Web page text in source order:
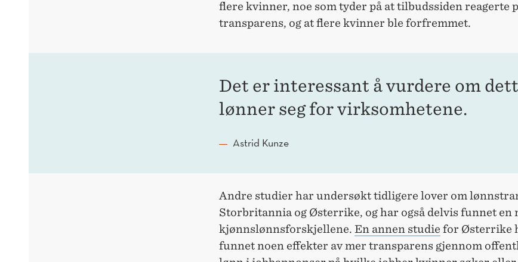
flere kvinner, noe som tyder på at tilbudssiden reagerte
transparens, og at flere kvinner ble forfremmet.
Det er interessant å vurdere om
lønner seg for virksomhetene.
Astrid Kunze
Andre studier har undersøkt tidligere lover om
Storbritannia og Østerrike, og har også delvis funnet en
kjønnslønnsforskjellene. En annen studie for Østerrike
funnet noen effekter av mer transparens gjennom